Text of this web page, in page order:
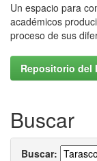
Un espacio para
académicos
proceso de sus
Repositorio del
Buscar
Buscar: